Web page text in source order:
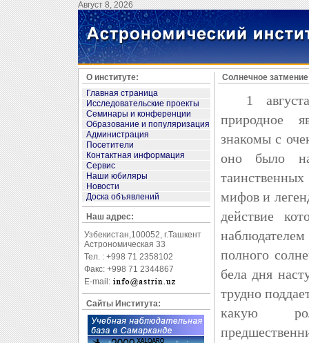
Август 8, 2026
О институте:
Главная страница
Исследовательские проекты
Семинары и конференции
Образование и популяризация
Администрация
Посетители
Контактная информация
Сервис
Наши юбиляры
Новости
Доска объявлений
Наш адрес:
Узбекистан,100052, г.Ташкент
Астрономическая 33
Тел. : +998 71 2358102
Факс: +998 71 2344867
E-mail:
Сайты Института:
Солнечное затмение
1 августа
природное
знакомы с
оно было
мифов и
действие
полного
бела дня
трудно
какую